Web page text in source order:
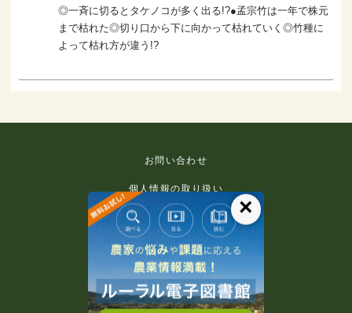
◎一斉に切るとタケノコが多く出る!?●孟宗竹は一年で株元
まで枯れた◎切り口から下に向かって枯れていく◎竹種に
よって枯れ方が違う!?
お問い合わせ
個人情報の取り扱い
免責事項
利用規約
推奨環境
著作権等について
×